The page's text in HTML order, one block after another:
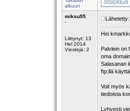
alkuun
miksu95
-
Liittynyt: 13
Hel 2014
Viestejä: 2
Hei
Palvlein on
oma
Salasanan
ftp:llä
Voit myös
tiedoista
Lyhyesti